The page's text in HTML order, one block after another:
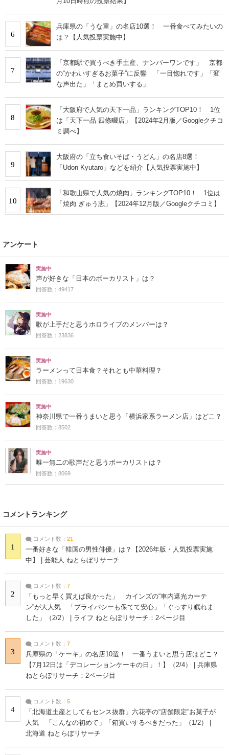
6
兵庫県の「うな重」の名店10選！ 一番食べてみたいの
は？【人気投票実施中】
7
「京都駅で買うべき手土産、ナンバーワンです」 京都
の“かわいすぎるお菓子”に反響 「一目惚れです」「変
な声出た」「まとめ買いする」
8
「大阪府で人気の天下一品」ランキングTOP10！ 1位
は「天下一品 四條畷店」【2024年2月版／Googleクチコ
ミ調べ】
9
大阪府の「立ち食いそば・うどん」の名店8選！
「Udon Kyutaro」などを紹介【人気投票実施中】
10
「和歌山県で人気の焼肉」ランキングTOP10！ 1位は
「焼肉 ぎゅう志」【2024年12月版／Googleクチコミ】
アンケート
実施中
声が好きな「日本のボーカリスト」は？
回答数：49417
実施中
歌が上手だと思うホロライブのメンバーは？
回答数：23836
実施中
ラーメンって日本食？それとも中華料理？
回答数：19630
実施中
神奈川県で一番うまいと思う「横浜家系ラーメン店」はどこ？
回答数：8502
実施中
唯一無二の歌声だと思うボーカリストは？
回答数：8069
コメントランキング
1
コメント数： 21
一番好きな「韓国の男性俳優」は？【2026年版・人気投票実施
中】 | 芸能人 ねとらぼリサーチ
2
コメント数： 7
「もっと早く買えば良かった」 カインズの“車内遮光カーテ
ン”が大人気 「プライバシーも保てて安心」「ぐっすり眠れま
した」（2/2） | ライフ ねとらぼリサーチ：2ページ目
3
コメント数： 7
兵庫県の「ケーキ」の名店10選！ 一番うまいと思う店はどこ？
【7月12日は「デコレーションケーキの日」！】（2/4） | 兵庫県
ねとらぼリサーチ：2ページ目
4
コメント数： 5
「北海道土産としてもセンス抜群」六花亭の“店舗限定”お菓子が
人気 「こんなの初めて」「箱買いするべきだった」（1/2） |
北海道 ねとらぼリサーチ